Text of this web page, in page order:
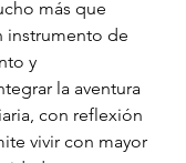
más que
instrumento de
y
la aventura
con reflexión
vivir con mayor